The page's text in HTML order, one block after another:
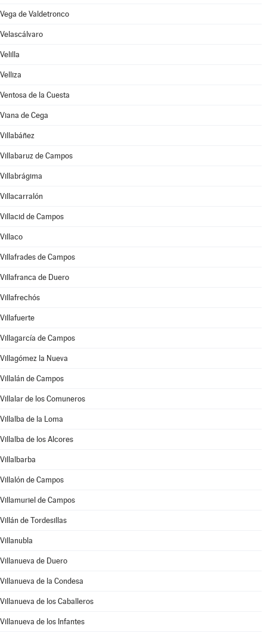
Vega de Valdetronco
Velascálvaro
Velilla
Velliza
Ventosa de la Cuesta
Viana de Cega
Villabáñez
Villabaruz de Campos
Villabrágima
Villacarralón
Villacid de Campos
Villaco
Villafrades de Campos
Villafranca de Duero
Villafrechós
Villafuerte
Villagarcía de Campos
Villagómez la Nueva
Villalán de Campos
Villalar de los Comuneros
Villalba de la Loma
Villalba de los Alcores
Villalbarba
Villalón de Campos
Villamuriel de Campos
Villán de Tordesillas
Villanubla
Villanueva de Duero
Villanueva de la Condesa
Villanueva de los Caballeros
Villanueva de los Infantes